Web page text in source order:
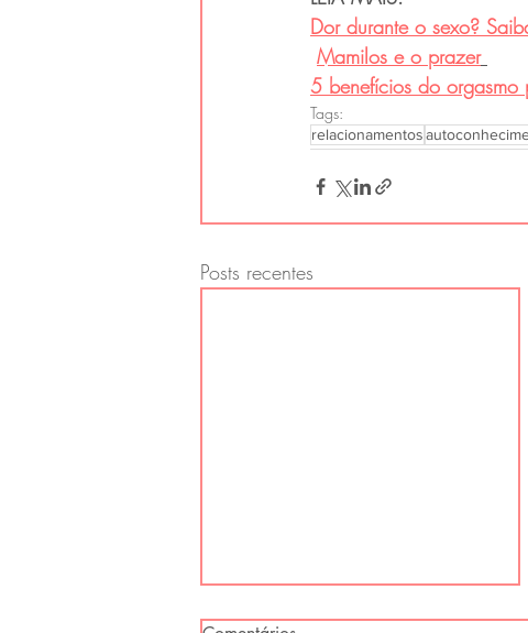
Dor durante o sexo?
Mamilos e o prazer
5 benefícios do orgasmo
Tags:
relacionamentos
Posts recentes